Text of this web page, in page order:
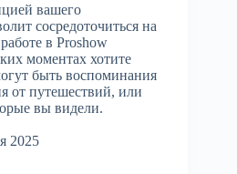
вашего
сосредоточиться на
в Proshow
моментах хотите
быть воспоминания
от путешествий, или
вы видели.
2025